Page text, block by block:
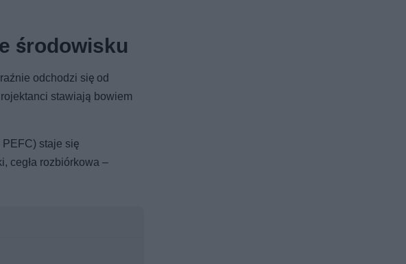
środowisku
odchodzi się od
stawiają bowiem
staje się
cegła rozbiórkowa –